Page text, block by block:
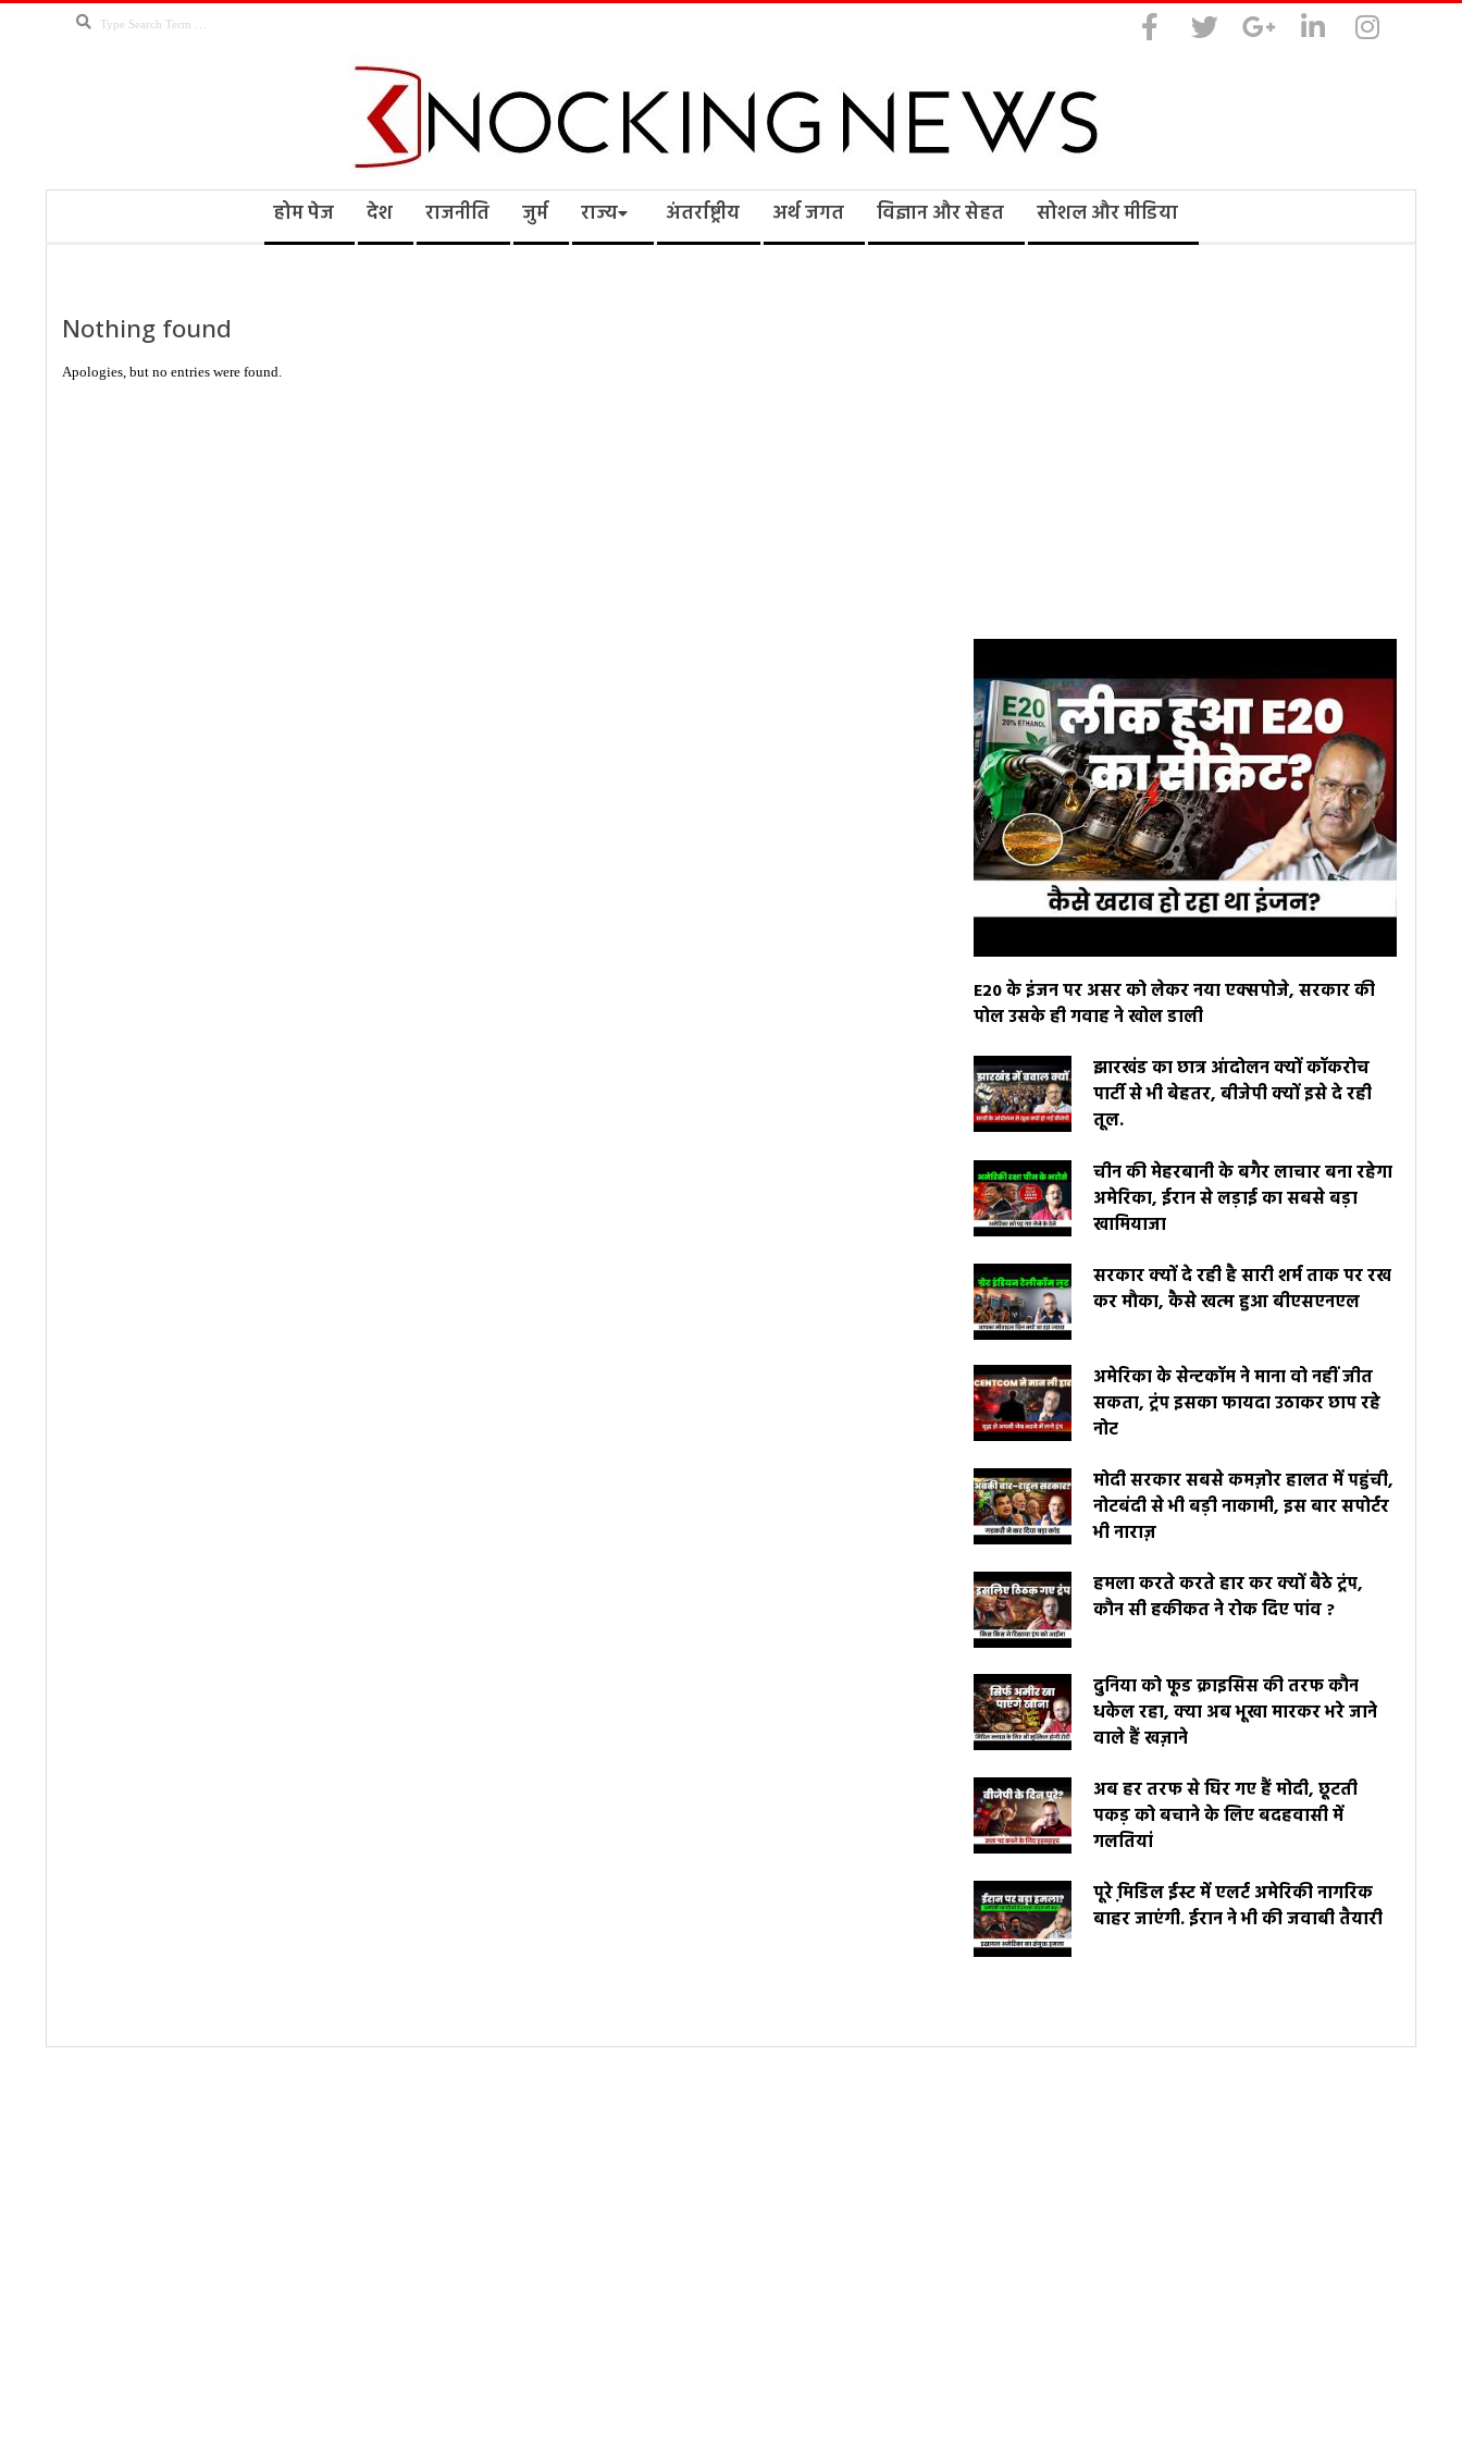
Search
Knocking
होम पेज देश राजनीति जुर्म राज्य अंतर्राष्ट्रीय अर्थ जगत विज्ञान और सेहत सोशल और मीडिया
Nothing found
Apologies, but no entries were found.
E20 के इंजन पर असर को लेकर नया एक्सपोजे, सरकार की
पोल उसके ही गवाह ने खोल डाली
झारखंड का छात्र आंदोलन क्यों कॉकरोच
पार्टी से भी बेहतर, बीजेपी क्यों इसे दे रही
तूल.
चीन की मेहरबानी के बगैर लाचार बना रहेगा
अमेरिका, ईरान से लड़ाई का सबसे बड़ा
खामियाजा
सरकार क्यों दे रही है सारी शर्म ताक पर रख
कर मौका, कैसे खत्म हुआ बीएसएनएल
अमेरिका के सेन्टकॉम ने माना वो नहीं जीत
सकता, ट्रंप इसका फायदा उठाकर छाप रहे
नोट
मोदी सरकार सबसे कमज़ोर हालत में पहुंची,
नोटबंदी से भी बड़ी नाकामी, इस बार सपोर्टर
भी नाराज़
हमला करते करते हार कर क्यों बैठे ट्रंप,
कौन सी हकीकत ने रोक दिए पांव ?
दुनिया को फूड क्राइसिस की तरफ कौन
धकेल रहा, क्या अब भूखा मारकर भरे जाने
वाले हैं खज़ाने
अब हर तरफ से घिर गए हैं मोदी, छूटती
पकड़ को बचाने के लिए बदहवासी में
गलतियां
पूरे मि़डिल ईस्ट में एलर्ट अमेरिकी नागरिक
बाहर जाएंगी. ईरान ने भी की जवाबी तैयारी